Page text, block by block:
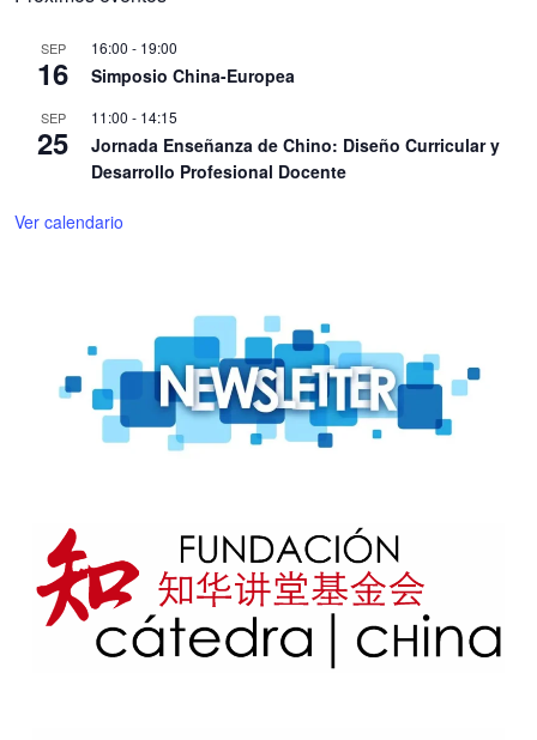
SEP
16
16:00 - 19:00
Simposio China-Europea
SEP
25
11:00 - 14:15
Jornada Enseñanza de Chino: Diseño Curricular y
Desarrollo Profesional Docente
Ver calendario